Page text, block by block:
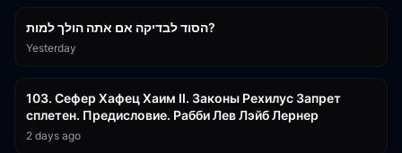
הסוד לבדיקה אם אתה הולך למות?
Yesterday
103. Сефер Хафец Хаим II. Законы Рехилус Запрет
сплетен. Предисловие. Рабби Лев Лэйб Лернер
2 days ago